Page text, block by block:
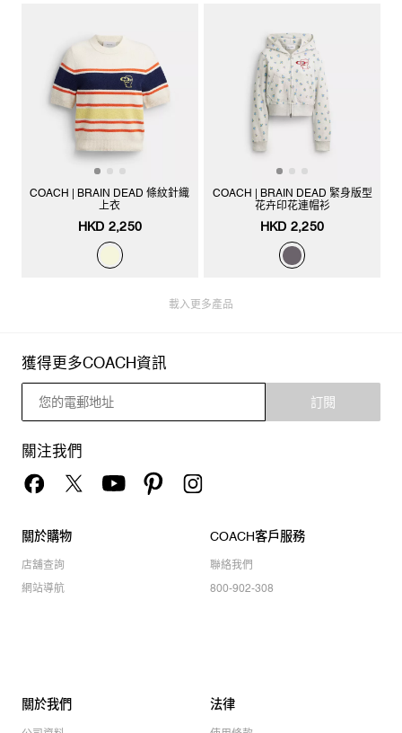
COACH | BRAIN DEAD 條紋針織
上衣
HKD 2,250
COACH | BRAIN DEAD 緊身版型
花卉印花連帽衫
HKD 2,250
載入更多產品
獲得更多COACH資訊
訂閱
關注我們
關於購物
店舖查詢
網站導航
COACH客戶服務
聯絡我們
800-902-308
關於我們 法律